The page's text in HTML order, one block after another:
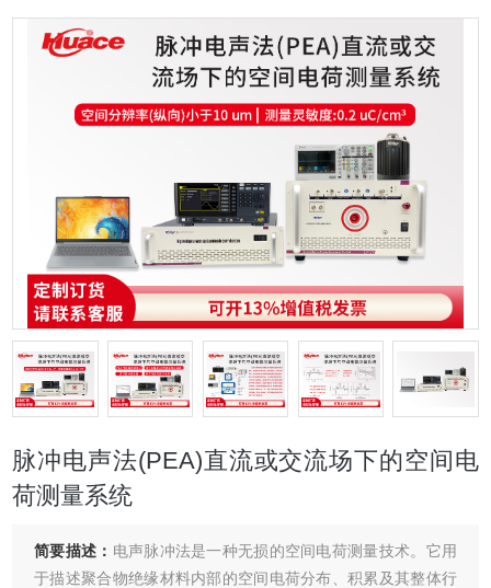
脉冲电声法(PEA)直流或交流场下的空间电
荷测量系统
简要描述： 电声脉冲法是一种无损的空间电荷测量技术。它用
于描述聚合物绝缘材料内部的空间电荷分布、积累及其整体行